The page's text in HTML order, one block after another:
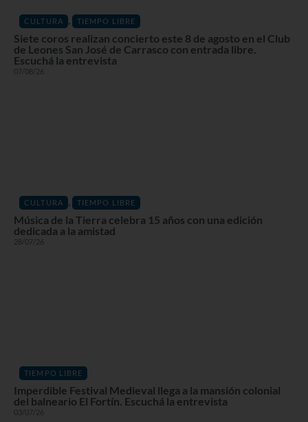
CULTURA , TIEMPO LIBRE
Siete coros realizan concierto este 8 de agosto en el Club
de Leones San José de Carrasco con entrada libre.
Escuchá la entrevista
07/08/26
CULTURA , TIEMPO LIBRE
Música de la Tierra celebra 15 años con una edición
dedicada a la amistad
28/07/26
TIEMPO LIBRE
Imperdible Festival Medieval llega a la mansión colonial
del balneario El Fortín. Escuchá la entrevista
03/07/26